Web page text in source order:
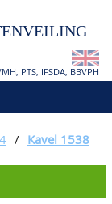
PTS, IFSDA, BBVPH
/ Kavel 1538